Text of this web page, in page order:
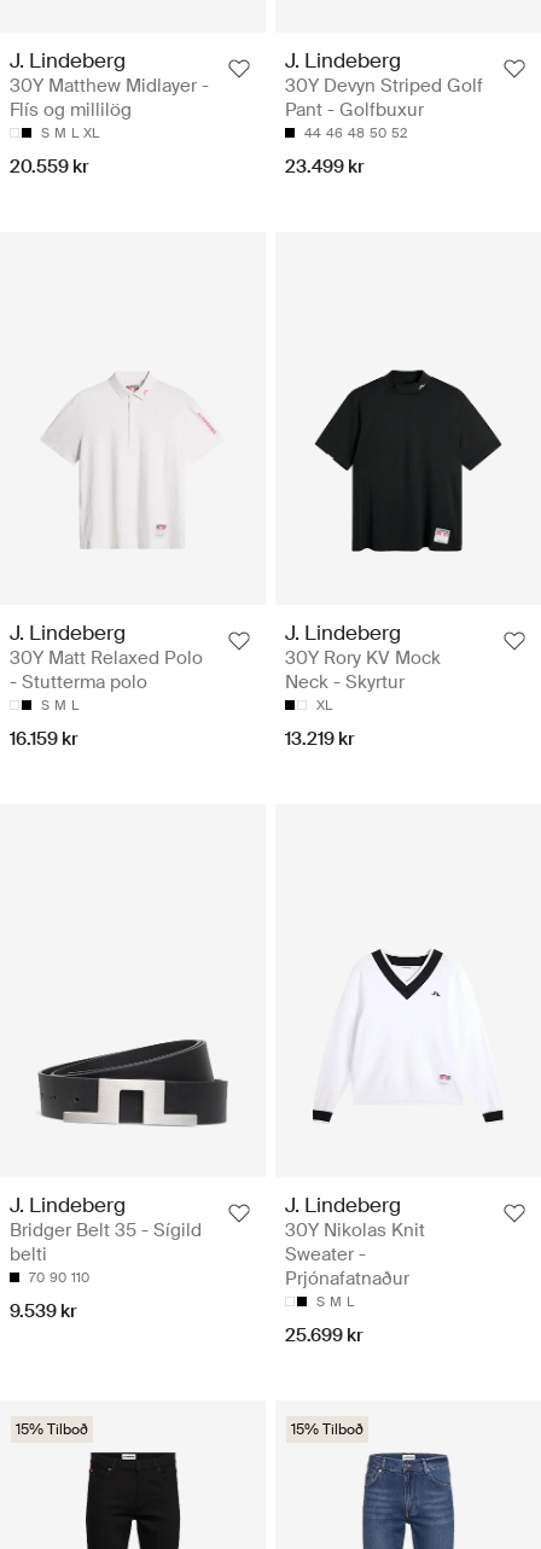
J. Lindeberg
30Y Matthew Midlayer -
Flís og millilög
S M L XL
20.559 kr
J. Lindeberg
30Y Devyn Striped Golf
Pant - Golfbuxur
44 46 48 50 52
23.499 kr
J. Lindeberg
30Y Matt Relaxed Polo
- Stutterma polo
S M L
16.159 kr
J. Lindeberg
30Y Rory KV Mock
Neck - Skyrtur
XL
13.219 kr
J. Lindeberg
Bridger Belt 35 - Sígild
belti
70 90 110
9.539 kr
J. Lindeberg
30Y Nikolas Knit
Sweater -
Prjónafatnaður
S M L
25.699 kr
15% Tilboð 15% Tilboð